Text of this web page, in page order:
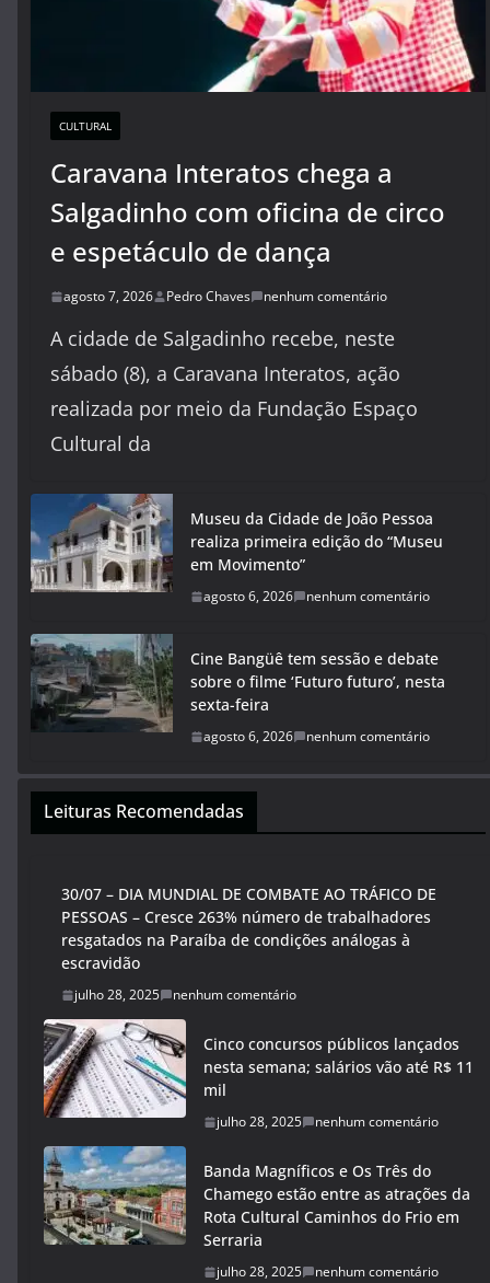
CULTURAL
Caravana Interatos chega a
Salgadinho com oficina de circo
e espetáculo de dança
agosto 7, 2026 Pedro Chaves nenhum comentário
A cidade de Salgadinho recebe, neste
sábado (8), a Caravana Interatos, ação
realizada por meio da Fundação Espaço
Cultural da
Museu da Cidade de João Pessoa
realiza primeira edição do “Museu
em Movimento”
agosto 6, 2026 nenhum comentário
Cine Bangüê tem sessão e debate
sobre o filme ‘Futuro futuro’, nesta
sexta-feira
agosto 6, 2026 nenhum comentário
Leituras Recomendadas
30/07 – DIA MUNDIAL DE COMBATE AO TRÁFICO DE
PESSOAS – Cresce 263% número de trabalhadores
resgatados na Paraíba de condições análogas à
escravidão
julho 28, 2025 nenhum comentário
Cinco concursos públicos lançados
nesta semana; salários vão até R$ 11
mil
julho 28, 2025 nenhum comentário
Banda Magníficos e Os Três do
Chamego estão entre as atrações da
Rota Cultural Caminhos do Frio em
Serraria
julho 28, 2025 nenhum comentário